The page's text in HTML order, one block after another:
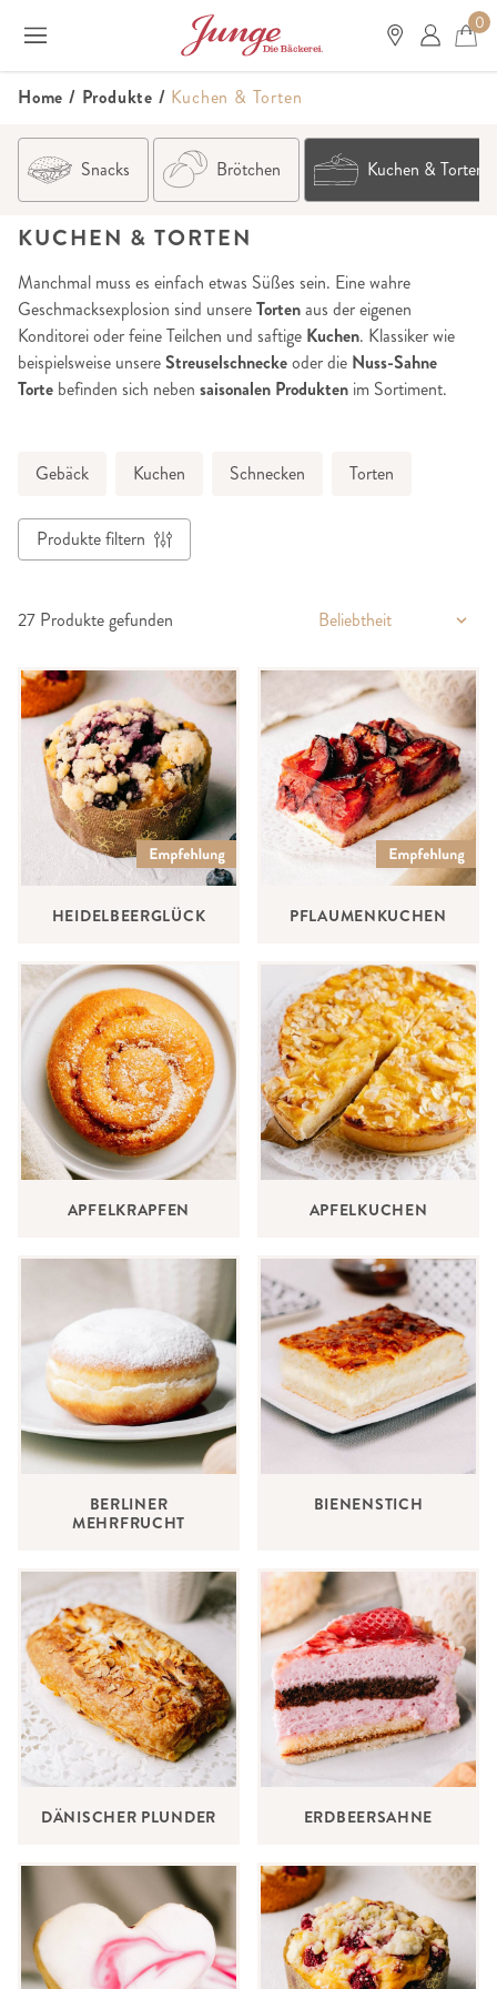
0
Home / Produkte / Kuchen & Torten
Snacks Brötchen Kuchen & Torten
KUCHEN & TORTEN
Manchmal muss es einfach etwas Süßes sein. Eine wahre
Geschmacksexplosion sind unsereTortenaus der eigenen
Konditorei oder feine Teilchen und saftige Kuchen. Klassiker wie
beispielsweise unsereStreuselschneckeoder die Nuss-Sahne
Torte befinden sich neben saisonalen Produkten im Sortiment.
Gebäck Kuchen Schnecken Torten
Produkte filtern
27 Produkte gefunden
HEIDELBEERGLÜCK PFLAUMENKUCHEN
APFELKRAPFEN APFELKUCHEN
BERLINER
MEHRFRUCHT
BIENENSTICH
DÄNISCHER PLUNDER ERDBEERSAHNE